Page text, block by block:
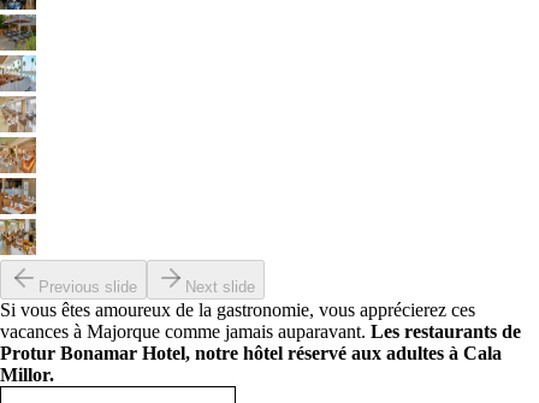
Previous slide Next slide
Si vous êtes amoureux de la gastronomie, vous apprécierez ces
vacances à Majorque comme jamais auparavant. Les restaurants de
Protur Bonamar Hotel, notre hôtel réservé aux adultes à Cala
Millor.